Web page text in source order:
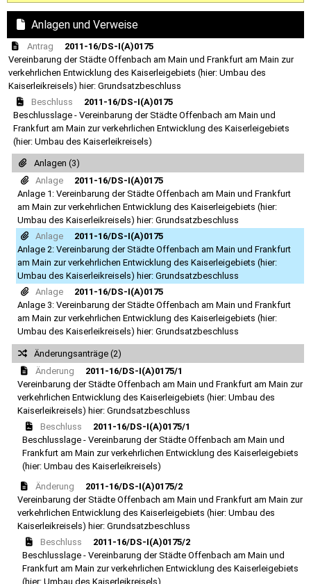
Anlagen und Verweise
Antrag
2011-16/DS-I(A)0175
Vereinbarung der Städte Offenbach am Main und Frankfurt am Main zur
verkehrlichen Entwicklung des Kaiserleigebiets (hier: Umbau des
Kaiserleikreisels) hier: Grundsatzbeschluss
Beschluss
2011-16/DS-I(A)0175
Beschlusslage - Vereinbarung der Städte Offenbach am Main und
Frankfurt am Main zur verkehrlichen Entwicklung des Kaiserleigebiets
(hier: Umbau des Kaiserleikreisels)
Anlagen (3)
Anlage
2011-16/DS-I(A)0175
Anlage 1: Vereinbarung der Städte Offenbach am Main und Frankfurt
am Main zur verkehrlichen Entwicklung des Kaiserleigebiets (hier:
Umbau des Kaiserleikreisels) hier: Grundsatzbeschluss
Anlage
2011-16/DS-I(A)0175
Anlage 2: Vereinbarung der Städte Offenbach am Main und Frankfurt
am Main zur verkehrlichen Entwicklung des Kaiserleigebiets (hier:
Umbau des Kaiserleikreisels) hier: Grundsatzbeschluss
Anlage
2011-16/DS-I(A)0175
Anlage 3: Vereinbarung der Städte Offenbach am Main und Frankfurt
am Main zur verkehrlichen Entwicklung des Kaiserleigebiets (hier:
Umbau des Kaiserleikreisels) hier: Grundsatzbeschluss
Änderungsanträge (2)
Änderung
2011-16/DS-I(A)0175/1
Vereinbarung der Städte Offenbach am Main und Frankfurt am Main zur
verkehrlichen Entwicklung des Kaiserleigebiets (hier: Umbau des
Kaiserleikreisels) hier: Grundsatzbeschluss
Beschluss
2011-16/DS-I(A)0175/1
Beschlusslage - Vereinbarung der Städte Offenbach am Main und
Frankfurt am Main zur verkehrlichen Entwicklung des Kaiserleigebiets
(hier: Umbau des Kaiserleikreisels)
Änderung
2011-16/DS-I(A)0175/2
Vereinbarung der Städte Offenbach am Main und Frankfurt am Main zur
verkehrlichen Entwicklung des Kaiserleigebiets (hier: Umbau des
Kaiserleikreisels) hier: Grundsatzbeschluss
Beschluss
2011-16/DS-I(A)0175/2
Beschlusslage - Vereinbarung der Städte Offenbach am Main und
Frankfurt am Main zur verkehrlichen Entwicklung des Kaiserleigebiets
(hier: Umbau des Kaiserleikreisels)